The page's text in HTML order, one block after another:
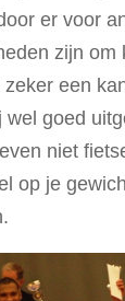
er voor
zijn om
een
wel goed
niet
op je